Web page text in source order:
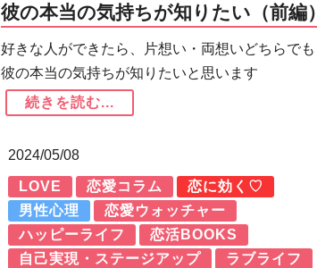
彼の本当の気持ちが知りたい（前編）
好きな人ができたら、片想い・両想いどちらでも
彼の本当の気持ちが知りたいと思います
続きを読む...
2024/05/08
LOVE 恋愛コラム
恋に効く♡
男性心理
恋愛ウォッチャー
ハッピーライフ
恋活BOOKS
自己実現・ステージアップ
ラブライフ